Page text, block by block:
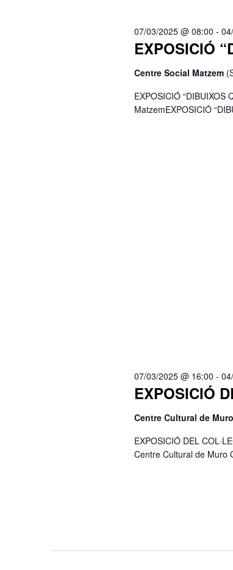
EXPOSICIÓ
07/03/2025 @ 08:00 -
Centre Social Matzem
EXPOSICIÓ “DIBUIXOS
MatzemEXPOSICIÓ
EXPOSICIÓ
07/03/2025 @ 16:00 -
Centre Cultural de Muro
EXPOSICIÓ DEL
Centre Cultural de Muro